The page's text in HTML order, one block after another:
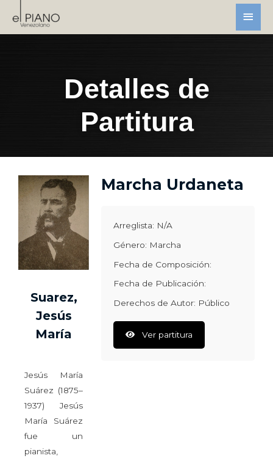
Detalles de
Partitura
Suarez,
Jesús
María
Jesús María
Suárez (1875–
1937) Jesús
María Suárez
fue un
pianista,
Marcha Urdaneta
Arreglista: N/A
Género: Marcha
Fecha de Composición:
Fecha de Publicación:
Derechos de Autor: Público
Ver partitura